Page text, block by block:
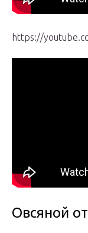
https://
Овсяной